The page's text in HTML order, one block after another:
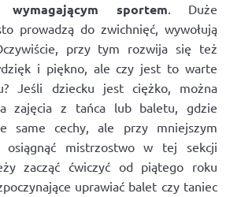
sportem. Duże
prowadzą do zwichnięć, wywołują
przy tym rozwija się też
i piękno, ale czy jest to warte
Jeśli dziecku jest ciężko, można
zajęcia z tańca lub baletu, gdzie
same cechy, ale przy mniejszym
osiągnąć mistrzostwo w tej sekcji
zacząć ćwiczyć od piątego roku
uprawiać balet czy taniec